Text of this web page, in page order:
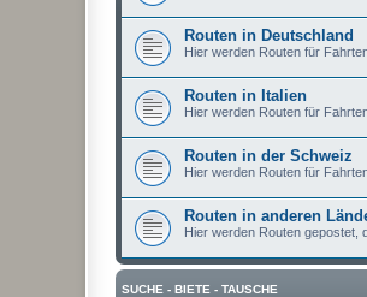
Routen in Deutschland
Hier werden Routen für
Routen in Italien
Hier werden Routen für
Routen in der Schweiz
Hier werden Routen für
Routen in anderen
Hier werden Routen gepostet,
SUCHE - BIETE - TAUSCHE